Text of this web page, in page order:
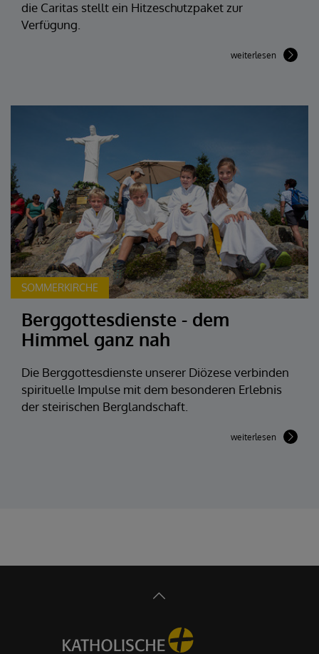
die Caritas stellt ein Hitzeschutzpaket zur
Verfügung.
weiterlesen
SOMMERKIRCHE
Berggottesdienste - dem
Himmel ganz nah
Die Berggottesdienste unserer Diözese verbinden
spirituelle Impulse mit dem besonderen Erlebnis
der steirischen Berglandschaft.
weiterlesen